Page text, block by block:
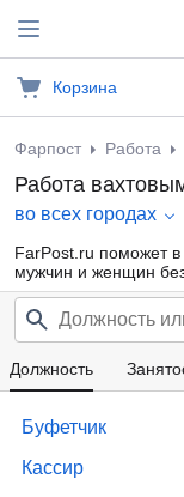
Корзина
Фарпост Работа
Работа
во всех городах
FarPost.ru поможет в
мужчин и женщин
агентств.
на севере.
Должность
Зарплата
Буфетчик
Кассир